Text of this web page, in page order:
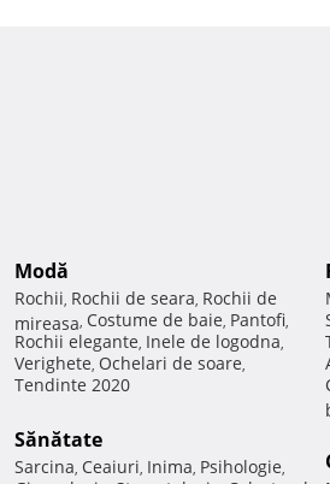
Modă
Rochii, Rochii de seara, Rochii de
mireasa, Costume de baie, Pantofi,
Rochii elegante, Inele de logodna,
Verighete, Ochelari de soare,
Tendinte 2020
Sănătate
Sarcina, Ceaiuri, Inima, Psihologie,